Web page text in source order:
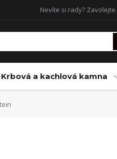
Nevíte si rady? Zavolejte.
Krbová a kachlová kamna